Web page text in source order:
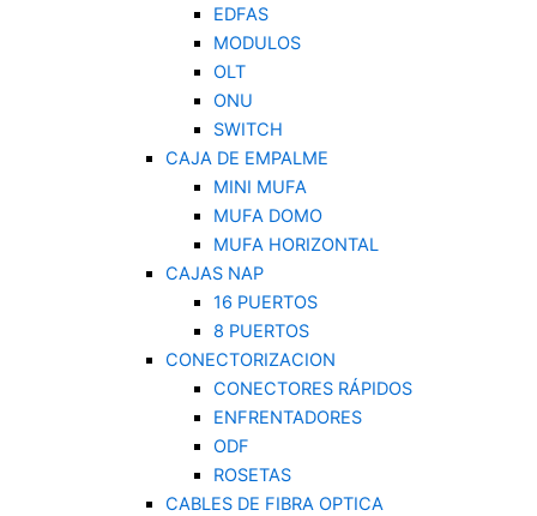
EDFAS
MODULOS
OLT
ONU
SWITCH
CAJA DE EMPALME
MINI MUFA
MUFA DOMO
MUFA HORIZONTAL
CAJAS NAP
16 PUERTOS
8 PUERTOS
CONECTORIZACION
CONECTORES RÁPIDOS
ENFRENTADORES
ODF
ROSETAS
CABLES DE FIBRA OPTICA